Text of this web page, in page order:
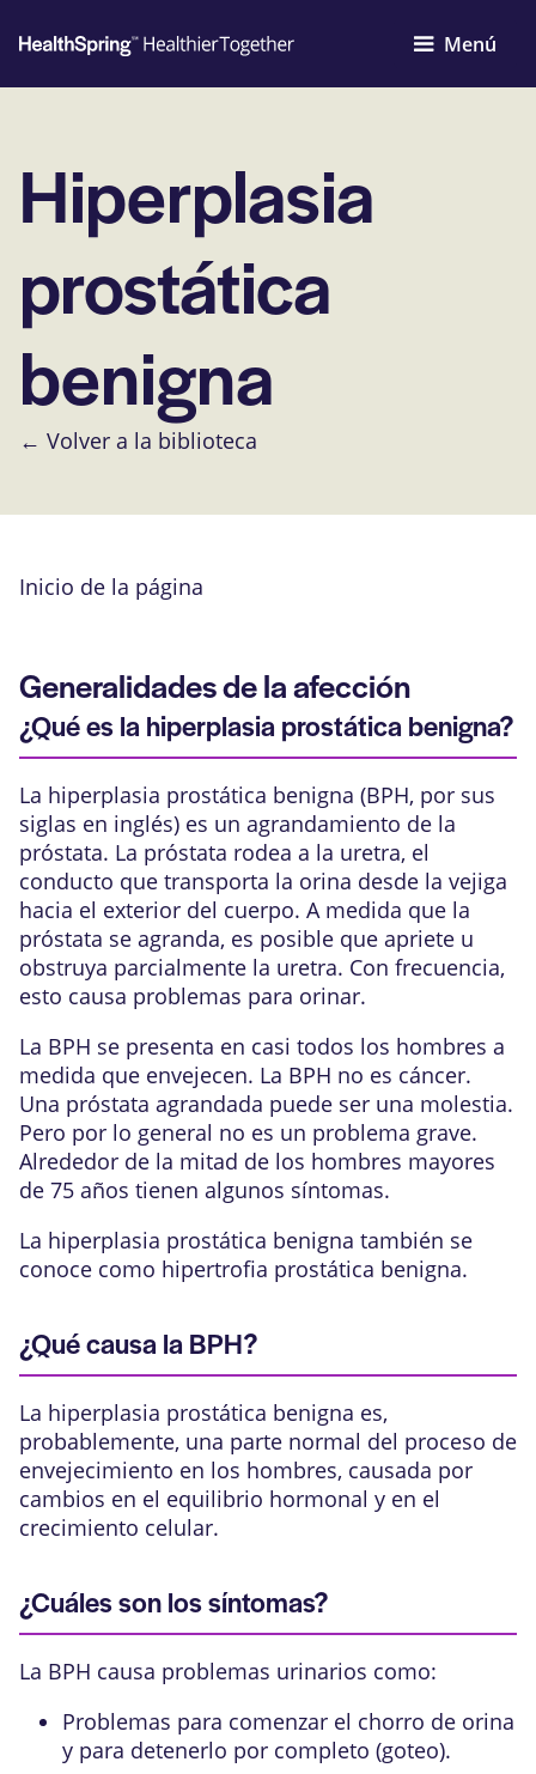
Menú
Hiperplasia
prostática
benigna
← Volver a la biblioteca
Inicio de la página
Generalidades de la afección
¿Qué es la hiperplasia prostática benigna?
La hiperplasia prostática benigna (BPH, por sus
siglas en inglés) es un agrandamiento de la
próstata. La próstata rodea a la uretra, el
conducto que transporta la orina desde la vejiga
hacia el exterior del cuerpo. A medida que la
próstata se agranda, es posible que apriete u
obstruya parcialmente la uretra. Con frecuencia,
esto causa problemas para orinar.
La BPH se presenta en casi todos los hombres a
medida que envejecen. La BPH no es cáncer.
Una próstata agrandada puede ser una molestia.
Pero por lo general no es un problema grave.
Alrededor de la mitad de los hombres mayores
de 75 años tienen algunos síntomas.
La hiperplasia prostática benigna también se
conoce como hipertrofia prostática benigna.
¿Qué causa la BPH?
La hiperplasia prostática benigna es,
probablemente, una parte normal del proceso de
envejecimiento en los hombres, causada por
cambios en el equilibrio hormonal y en el
crecimiento celular.
¿Cuáles son los síntomas?
La BPH causa problemas urinarios como:
Problemas para comenzar el chorro de orina
y para detenerlo por completo (goteo).